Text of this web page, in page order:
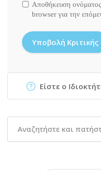
Αποθήκευση
browser για την
Είστε ο